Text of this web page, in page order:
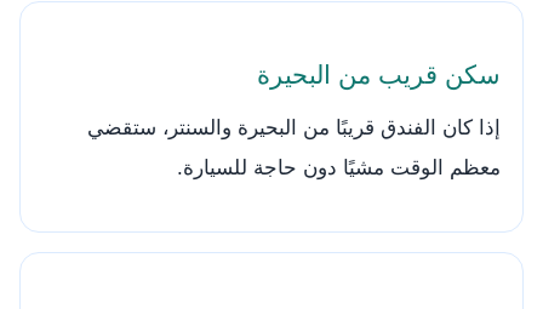
سكن قريب من البحيرة
إذا كان الفندق قريبًا من البحيرة والسنتر، ستقضي
معظم الوقت مشيًا دون حاجة للسيارة.